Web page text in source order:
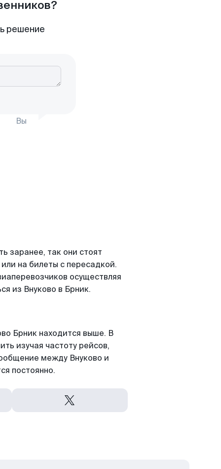
решение
Вы
заранее, так они стоят
на билеты с пересадкой.
осуществляя
из Внуково в Брник.
Брник находится выше. В
изучая частоту рейсов,
между Внуково и
постоянно.